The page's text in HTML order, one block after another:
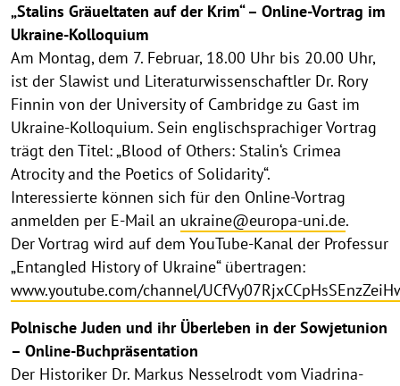
„Stalins Gräueltaten auf der Krim“ – Online-Vortrag im
Ukraine-Kolloquium
Am Montag, dem 7. Februar, 18.00 Uhr bis 20.00 Uhr,
ist der Slawist und Literaturwissenschaftler Dr. Rory
Finnin von der University of Cambridge zu Gast im
Ukraine-Kolloquium. Sein englischsprachiger Vortrag
trägt den Titel: „Blood of Others: Stalin‘s Crimea
Atrocity and the Poetics of Solidarity“.
Interessierte können sich für den Online-Vortrag
anmelden per E-Mail an ukraine@europa-uni.de.
Der Vortrag wird auf dem YouTube-Kanal der Professur
„Entangled History of Ukraine“ übertragen:
www.youtube.com/channel/
Polnische Juden und ihr Überleben in der Sowjetunion
– Online-Buchpräsentation
Der Historiker Dr. Markus Nesselrodt vom Viadrina-